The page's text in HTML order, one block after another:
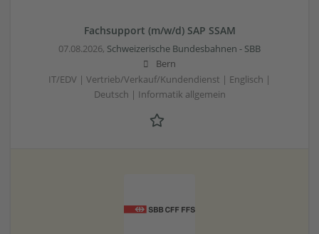
Fachsupport (m/w/d) SAP SSAM
07.08.2026, Schweizerische Bundesbahnen - SBB
Bern
IT/EDV | Vertrieb/Verkauf/Kundendienst | Englisch |
Deutsch | Informatik allgemein